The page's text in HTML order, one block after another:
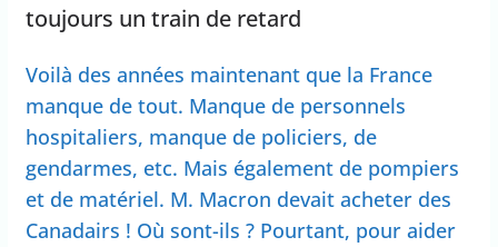
toujours un train de retard
Voilà des années maintenant que la France
manque de tout. Manque de personnels
hospitaliers, manque de policiers, de
gendarmes, etc. Mais également de pompiers
et de matériel. M. Macron devait acheter des
Canadairs ! Où sont-ils ? Pourtant, pour aider